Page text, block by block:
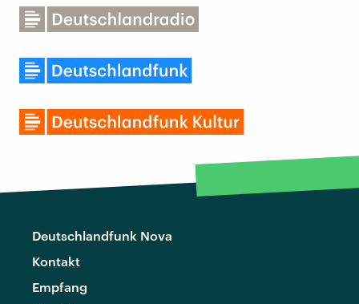
Deutschlandfunk Nova
Kontakt
Empfang